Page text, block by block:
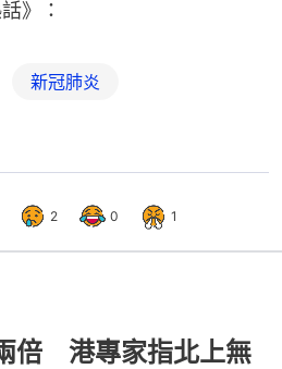
》：
新冠肺炎
2 0 1
倍 港專家指北上無